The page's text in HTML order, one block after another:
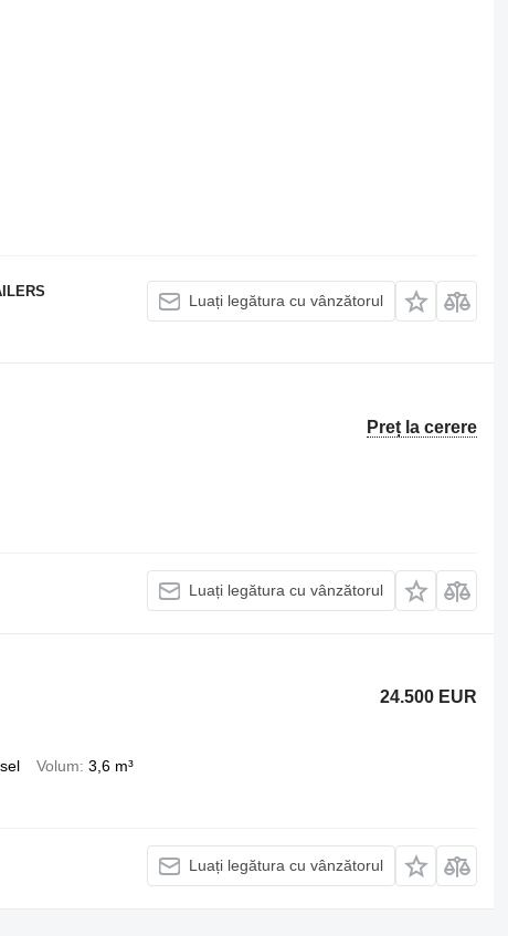
Luați legătura cu vânzătorul
Preț la cerere
Luați legătura cu vânzătorul
24.500 EUR
Volum 3,6 m³
Luați legătura cu vânzătorul